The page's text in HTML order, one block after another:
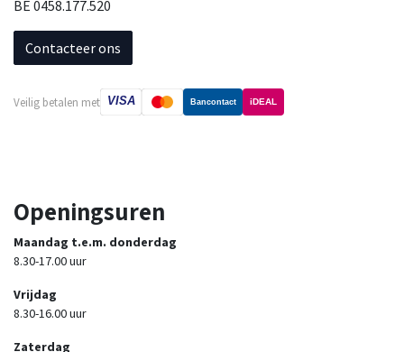
BE 0458.177.520
Contacteer ons
Veilig betalen met VISA Bancontact iDEAL
Openingsuren
Maandag t.e.m. donderdag
8.30-17.00 uur
Vrijdag
8.30-16.00 uur
Zaterdag